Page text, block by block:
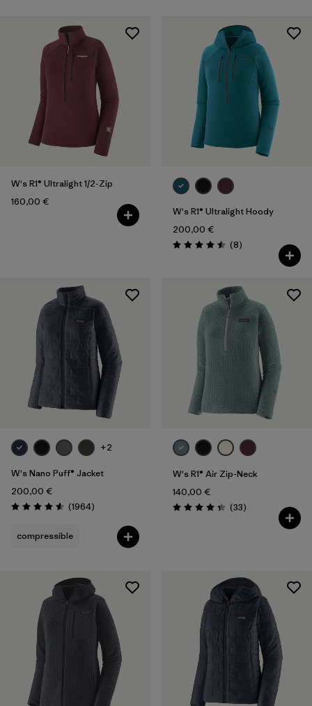
W's R1® Ultralight 1/2-Zip
160,00 €
W's R1® Ultralight Hoody
200,00 €
Évaluation: 4.5 / 5
(8Avis
)
+2
W's Nano Puff® Jacket
200,00 €
Évaluation: 4.6 / 5
(1964Avis
)
compressible
W's R1® Air Zip-Neck
140,00 €
Évaluation: 4.3 / 5
(33Avis
)